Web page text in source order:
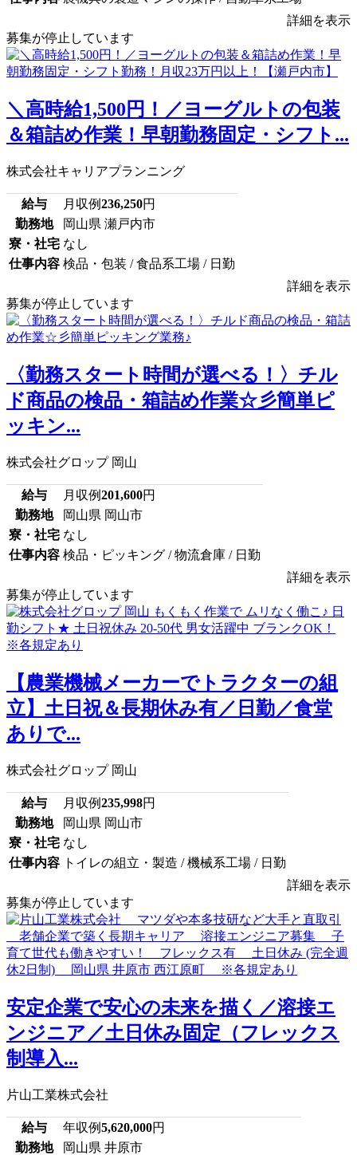
詳細を表示
募集が停止しています
＼高時給1,500円！／ヨーグルトの包装
＆箱詰め作業！早朝勤務固定・シフト...
株式会社キャリアプランニング
給与 月収例236,250円
勤務地
岡山県 瀬戸内市
寮・社宅 なし
仕事内容 検品・包装 / 食品系工場 / 日勤
詳細を表示
募集が停止しています
〈勤務スタート時間が選べる！〉チル
ド商品の検品・箱詰め作業☆彡簡単ピ
ッキン...
株式会社グロップ 岡山
給与 月収例201,600円
勤務地
岡山県 岡山市
寮・社宅 なし
仕事内容 検品・ピッキング / 物流倉庫 / 日勤
詳細を表示
募集が停止しています
【農業機械メーカーでトラクターの組
立】土日祝＆長期休み有／日勤／食堂
ありで...
株式会社グロップ 岡山
給与 月収例235,998円
勤務地
岡山県 岡山市
寮・社宅 なし
仕事内容 トイレの組立・製造 / 機械系工場 / 日勤
詳細を表示
募集が停止しています
安定企業で安心の未来を描く／溶接エ
ンジニア／土日休み固定（フレックス
制導入...
片山工業株式会社
給与 年収例5,620,000円
勤務地
岡山県 井原市